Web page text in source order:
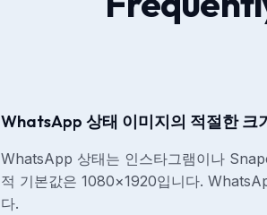
WhatsApp 상태 이미지의 적절한 크
WhatsApp 상태는 인스타그램이나
적 기본값은 1080×1920입니다.
다.